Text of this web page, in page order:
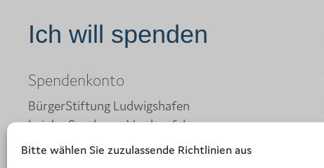
Bitte wählen Sie zuzulassende Richtlinien aus
Ich will spenden
Spendenkonto
BürgerStiftung Ludwigshafen
bei der Sparkasse Vorderpfalz
IBAN: DE30 5455 0010 0000 0015 03